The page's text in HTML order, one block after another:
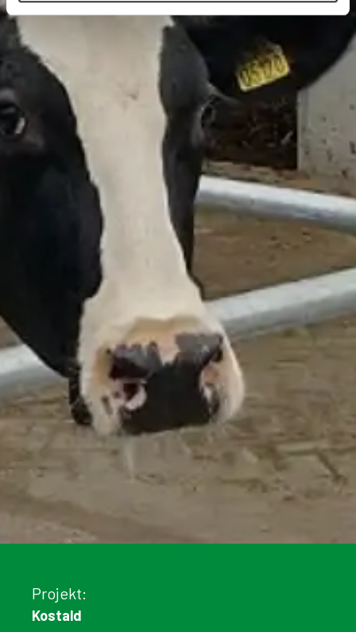
Projekt:
Kostald